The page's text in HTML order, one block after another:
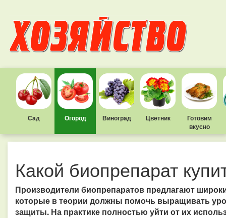
Сад Огород Виноград Цветник
Готовим
вкусно
Какой биопрепарат
Производители биопрепаратов предлагают
которые в теории должны помочь выращивать
защиты. На практике полностью уйти от их